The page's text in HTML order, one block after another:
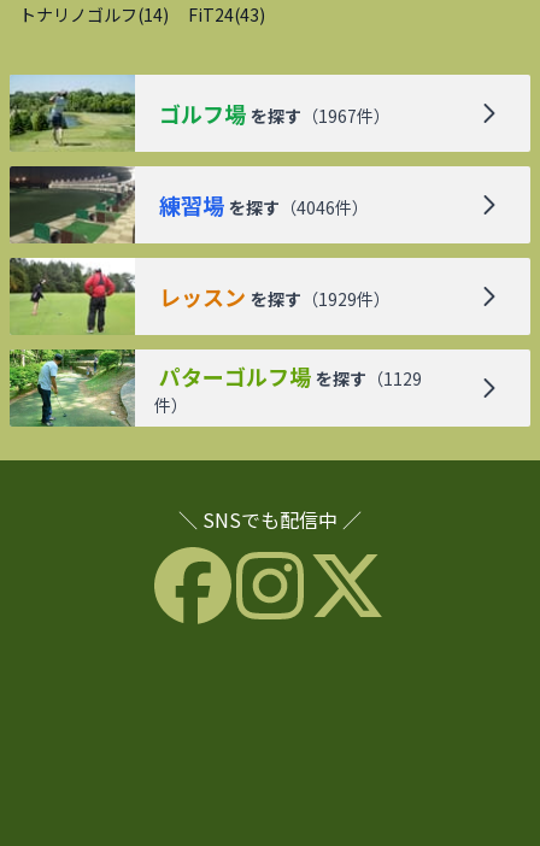
トナリノゴルフ(14) FiT24(43)
ゴルフ場 を探す （1967件）
練習場 を探す （4046件）
レッスン を探す （1929件）
パターゴルフ場 を探す （1129
件）
＼ SNSでも配信中 ／